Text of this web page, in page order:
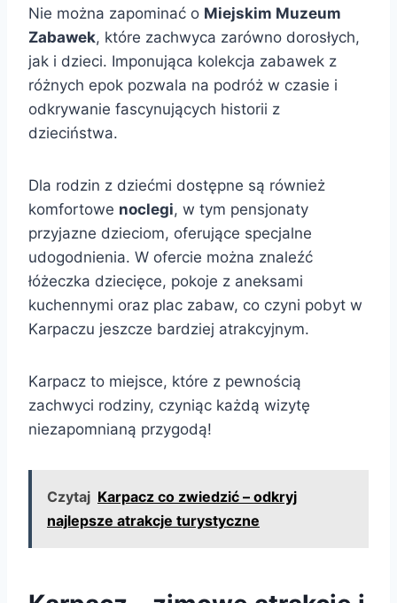
Nie można zapominać o Miejskim Muzeum
Zabawek, które zachwyca zarówno dorosłych,
jak i dzieci. Imponująca kolekcja zabawek z
różnych epok pozwala na podróż w czasie i
odkrywanie fascynujących historii z
dzieciństwa.
Dla rodzin z dziećmi dostępne są również
komfortowe noclegi, w tym pensjonaty
przyjazne dzieciom, oferujące specjalne
udogodnienia. W ofercie można znaleźć
łóżeczka dziecięce, pokoje z aneksami
kuchennymi oraz plac zabaw, co czyni pobyt w
Karpaczu jeszcze bardziej atrakcyjnym.
Karpacz to miejsce, które z pewnością
zachwyci rodziny, czyniąc każdą wizytę
niezapomnianą przygodą!
Czytaj Karpacz co zwiedzić – odkryj
najlepsze atrakcje turystyczne